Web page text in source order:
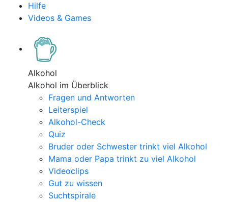
Hilfe
Videos & Games
Alkohol
Alkohol im Überblick
Fragen und Antworten
Leiterspiel
Alkohol-Check
Quiz
Bruder oder Schwester trinkt viel Alkohol
Mama oder Papa trinkt zu viel Alkohol
Videoclips
Gut zu wissen
Suchtspirale